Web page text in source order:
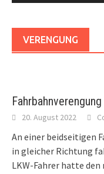
VERENGUNG
Fahrbahnverengung
20. August 2022
An einer beidseitigen
in gleicher Richtung
LKW-Fahrer hatte